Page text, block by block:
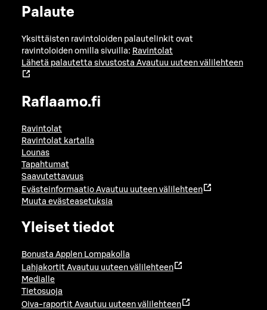
Palaute
Yksittäisten ravintoloiden palautelinkit ovat
ravintoloiden omilla sivuilla: Ravintolat
Lähetä palautetta sivustosta Avautuu uuteen välilehteen
Raflaamo.fi
Ravintolat
Ravintolat kartalla
Lounas
Tapahtumat
Saavutettavuus
Evästeinformaatio Avautuu uuteen välilehteen
Muuta evästeasetuksia
Yleiset tiedot
Bonusta Applen Lompakolla
Lahjakortit Avautuu uuteen välilehteen
Medialle
Tietosuoja
Oiva-raportit Avautuu uuteen välilehteen